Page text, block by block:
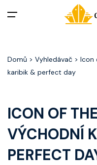
Akční nabídky
Zážitky z plaveb
Užitečné
Domů > Vyhledávač >
karibik & perfect day
ICON OF
VÝCHODNÍ
PERFECT